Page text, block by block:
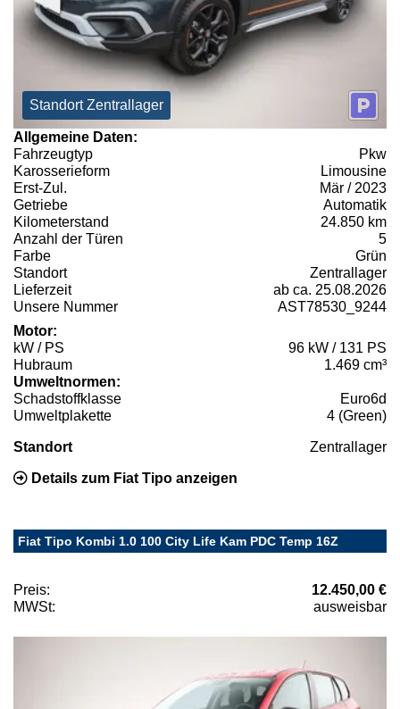
Standort Zentrallager
Allgemeine Daten:
Fahrzeugtyp
Pkw
Karosserieform
Limousine
Erst-Zul.
Mär / 2023
Getriebe
Automatik
Kilometerstand
24.850 km
Anzahl der Türen
5
Farbe
Grün
Standort
Zentrallager
Lieferzeit
ab ca. 25.08.2026
Unsere Nummer
AST78530_9244
Motor:
kW / PS
96 kW / 131 PS
Hubraum
1.469 cm³
Umweltnormen:
Schadstoffklasse
Euro6d
Umweltplakette
4 (Green)
Standort Zentrallager
Details zum Fiat Tipo anzeigen
Fiat Tipo Kombi 1.0 100 City Life Kam PDC Temp 16Z
Preis:
12.450,00 €
MWSt:
ausweisbar